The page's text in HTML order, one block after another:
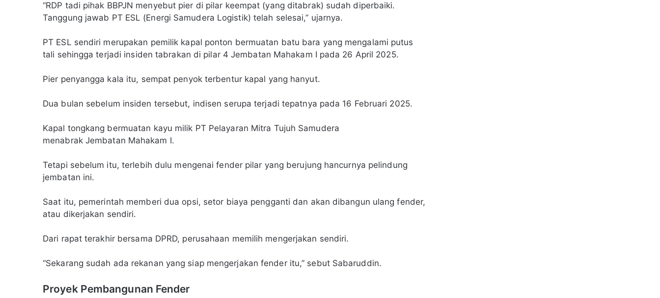
“RDP tadi pihak BBPJN menyebut pier di pilar keempat (yang ditabrak) sudah diperbaiki.
Tanggung jawab PT ESL (Energi Samudera Logistik) telah selesai,” ujarnya.
PT ESL sendiri merupakan pemilik kapal ponton bermuatan batu bara yang mengalami putus
tali sehingga terjadi insiden tabrakan di pilar 4 Jembatan Mahakam I pada 26 April 2025.
Pier penyangga kala itu, sempat penyok terbentur kapal yang hanyut.
Dua bulan sebelum insiden tersebut, indisen serupa terjadi tepatnya pada 16 Februari 2025.
Kapal tongkang bermuatan kayu milik PT Pelayaran Mitra Tujuh Samudera
menabrak Jembatan Mahakam I.
Tetapi sebelum itu, terlebih dulu mengenai fender pilar yang berujung hancurnya pelindung
jembatan ini.
Saat itu, pemerintah memberi dua opsi, setor biaya pengganti dan akan dibangun ulang fender,
atau dikerjakan sendiri.
Dari rapat terakhir bersama DPRD, perusahaan memilih mengerjakan sendiri.
“Sekarang sudah ada rekanan yang siap mengerjakan fender itu,” sebut Sabaruddin.
Proyek Pembangunan Fender